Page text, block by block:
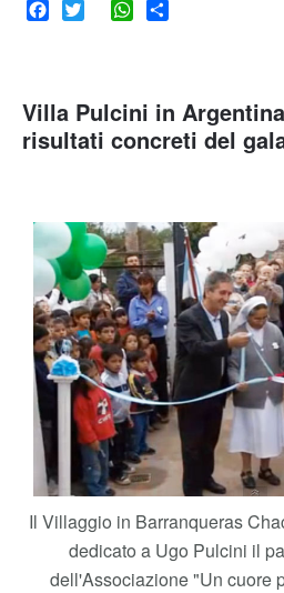
Villa Pulcini in
risultati concreti del
Il Villaggio in Barranqueras
dedicato a Ugo Pulcini il
dell'Associazione "Un cuore